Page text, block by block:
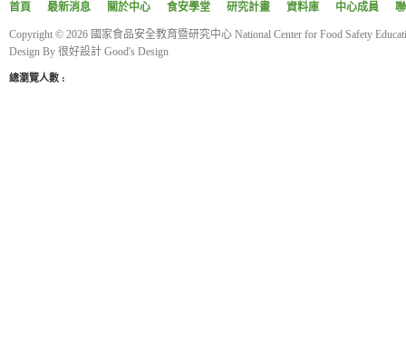
首頁 最新消息 關於中心 食安學堂 研究計畫 資料庫 中心成員
Copyright © 2026 國家食品安全教育暨研究中心 National Center for Food Safety
Design By 很好設計 Good's Design
總瀏覽人數 :